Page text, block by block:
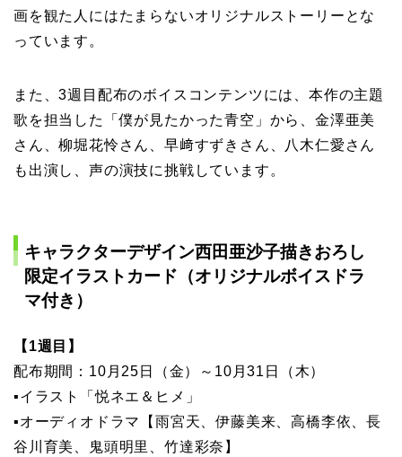
画を観た人にはたまらないオリジナルストーリーとな
っています。
また、3週目配布のボイスコンテンツには、本作の主題
歌を担当した「僕が見たかった青空」から、金澤亜美
さん、柳堀花怜さん、早﨑すずきさん、八木仁愛さん
も出演し、声の演技に挑戦しています。
キャラクターデザイン西田亜沙子描きおろし
限定イラストカード（オリジナルボイスドラ
マ付き）
【1週目】
配布期間：10月25日（金）～10月31日（木）
▪イラスト「悦ネエ＆ヒメ」
▪オーディオドラマ【雨宮天、伊藤美来、高橋李依、長
谷川育美、鬼頭明里、竹達彩奈】